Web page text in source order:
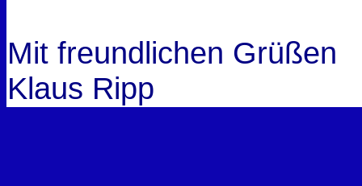
Mit freundlichen Grüßen
Klaus Ripp